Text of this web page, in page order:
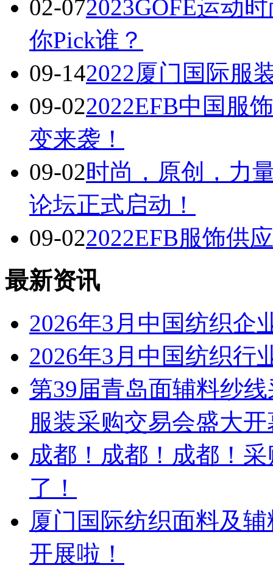
02-072023GOFE运动
你Pick谁？
09-142022厦门国际服
09-022022EFB中国服
变来袭！
09-02时尚，原创，力
论坛正式启动！
09-022022EFB服饰供
最新资讯
2026年3月中国纺织企
2026年3月中国纺织行
第39届青岛面辅料纱
服装采购交易会盛大开
成都！成都！成都！
了！
厦门国际纺织面料及
开展啦！